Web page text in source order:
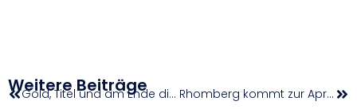
Weitere Beiträge Gold, Titel und am Ende die goldene Ananas Rhomberg kommt zur Apropos Pferd